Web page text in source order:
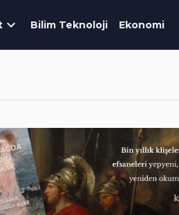
Bilim Teknoloji Ekonomi